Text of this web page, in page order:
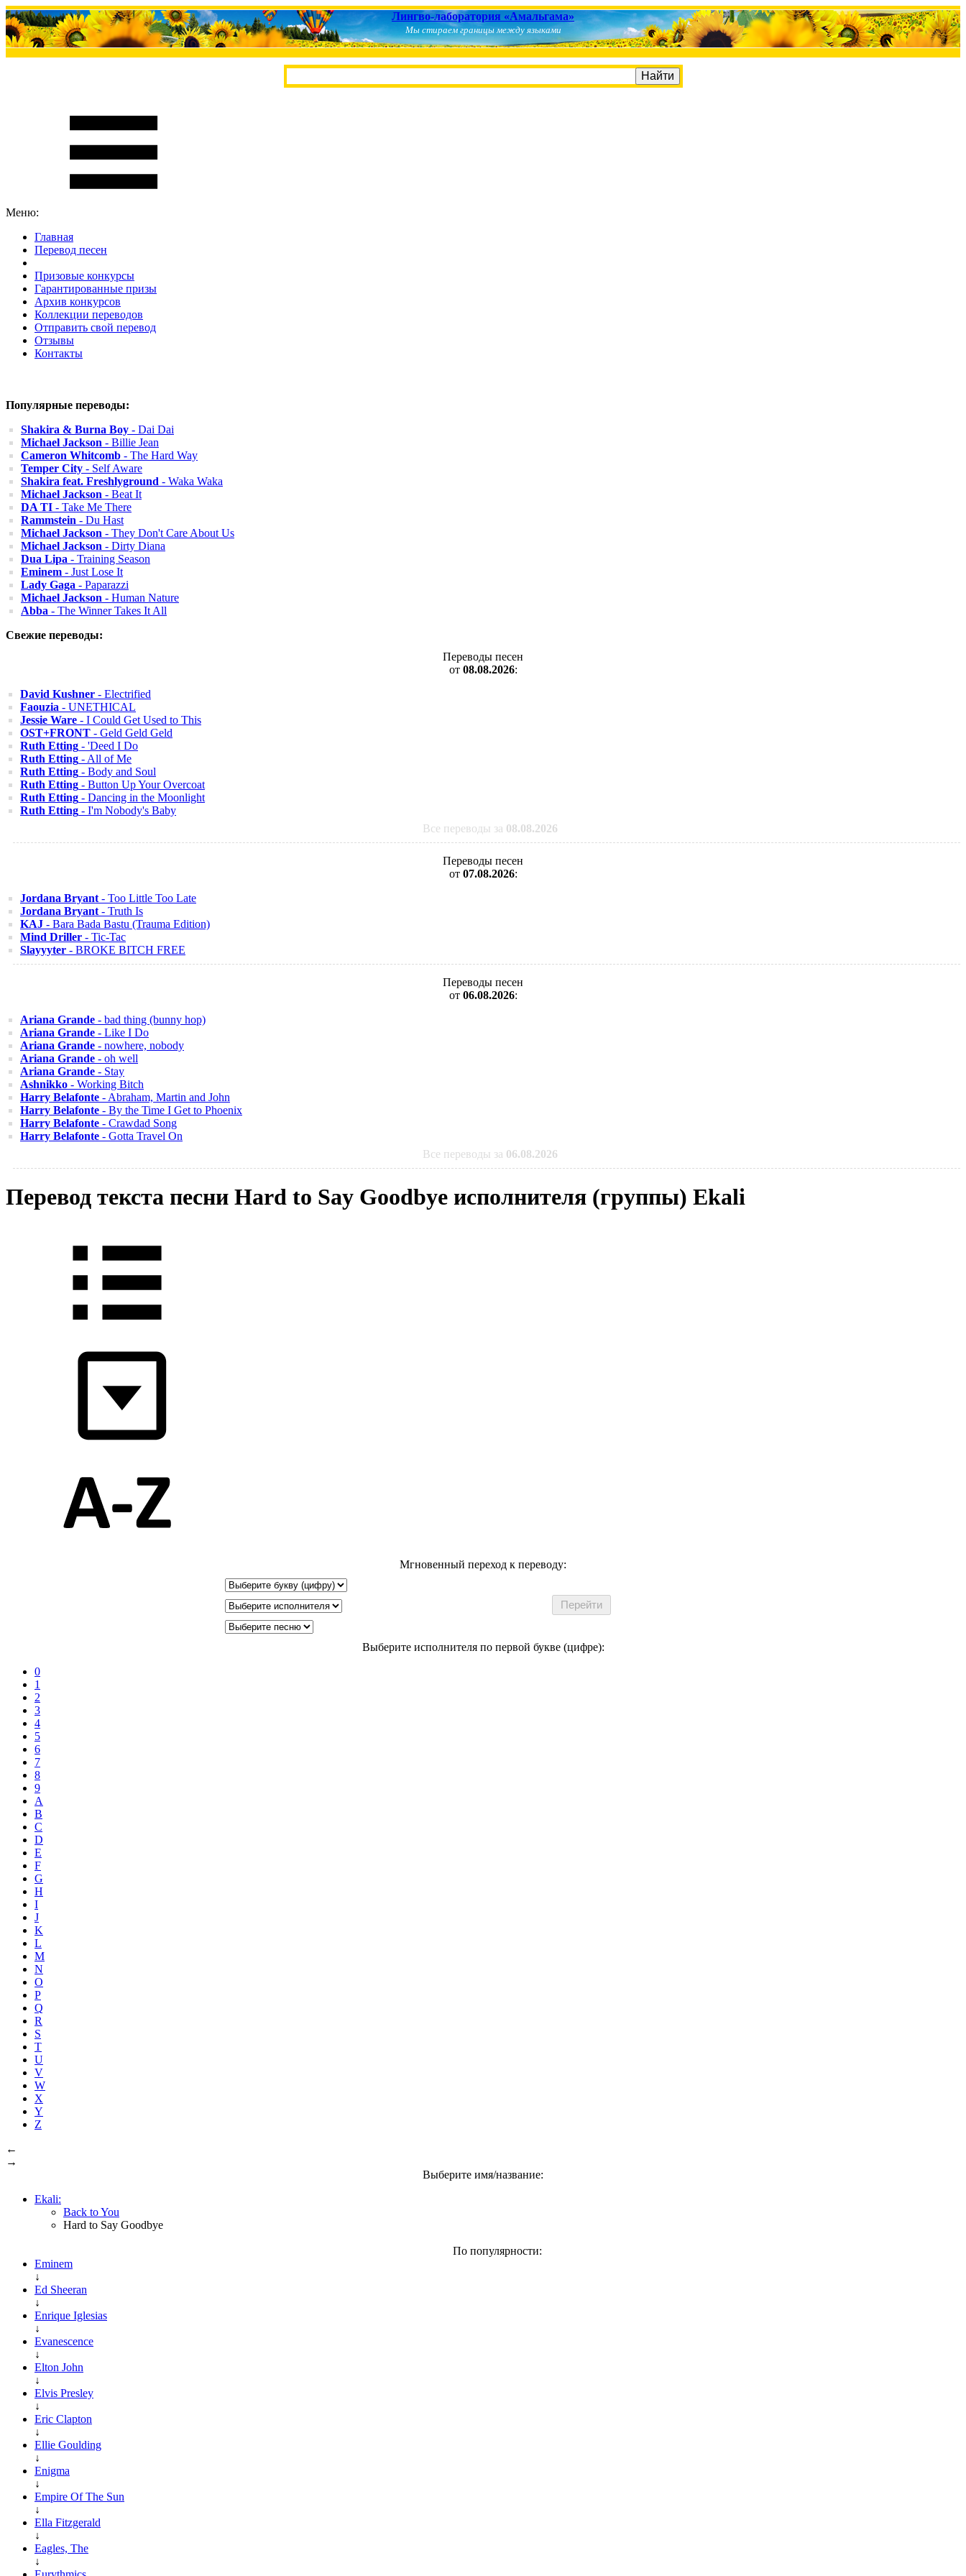
Лингво-лаборатория «Амальгама»
Мы стираем границы между языками
Меню:
Главная
Перевод песен
Призовые конкурсы
Гарантированные призы
Архив конкурсов
Коллекции переводов
Отправить свой перевод
Отзывы
Контакты
Популярные переводы:
Shakira & Burna Boy - Dai Dai
Michael Jackson - Billie Jean
Cameron Whitcomb - The Hard Way
Temper City - Self Aware
Shakira feat. Freshlyground - Waka Waka
Michael Jackson - Beat It
DA TI - Take Me There
Rammstein - Du Hast
Michael Jackson - They Don't Care About Us
Michael Jackson - Dirty Diana
Dua Lipa - Training Season
Eminem - Just Lose It
Lady Gaga - Paparazzi
Michael Jackson - Human Nature
Abba - The Winner Takes It All
Свежие переводы:
Переводы песен
от 08.08.2026:
David Kushner - Electrified
Faouzia - UNETHICAL
Jessie Ware - I Could Get Used to This
OST+FRONT - Geld Geld Geld
Ruth Etting - 'Deed I Do
Ruth Etting - All of Me
Ruth Etting - Body and Soul
Ruth Etting - Button Up Your Overcoat
Ruth Etting - Dancing in the Moonlight
Ruth Etting - I'm Nobody's Baby
Все переводы за 08.08.2026
Переводы песен
от 07.08.2026:
Jordana Bryant - Too Little Too Late
Jordana Bryant - Truth Is
KAJ - Bara Bada Bastu (Trauma Edition)
Mind Driller - Tic-Tac
Slayyyter - BROKE BITCH FREE
Переводы песен
от 06.08.2026:
Ariana Grande - bad thing (bunny hop)
Ariana Grande - Like I Do
Ariana Grande - nowhere, nobody
Ariana Grande - oh well
Ariana Grande - Stay
Ashnikko - Working Bitch
Harry Belafonte - Abraham, Martin and John
Harry Belafonte - By the Time I Get to Phoenix
Harry Belafonte - Crawdad Song
Harry Belafonte - Gotta Travel On
Все переводы за 06.08.2026
Перевод текста песни Hard to Say Goodbye исполнителя (группы) Ekali
Мгновенный переход к переводу:
Выберите исполнителя по первой букве (цифре):
0
1
2
3
4
5
6
7
8
9
A
B
C
D
E
F
G
H
I
J
K
L
M
N
O
P
Q
R
S
T
U
V
W
X
Y
Z
←
→
Выберите имя/название:
Ekali:
Back to You
Hard to Say Goodbye
По популярности:
Eminem
↓
Ed Sheeran
↓
Enrique Iglesias
↓
Evanescence
↓
Elton John
↓
Elvis Presley
↓
Eric Clapton
↓
Ellie Goulding
↓
Enigma
↓
Empire Of The Sun
↓
Ella Fitzgerald
↓
Eagles, The
↓